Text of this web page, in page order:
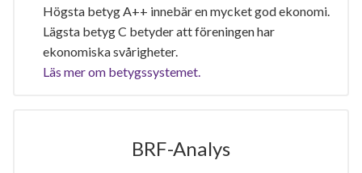
Högsta betyg A++ innebär en mycket god ekonomi.
Lägsta betyg C betyder att föreningen har
ekonomiska svårigheter.
Läs mer om betygssystemet.
BRF-Analys